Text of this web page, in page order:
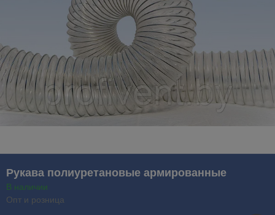
Рукава полиуретановые армированные
В наличии
Опт и розница